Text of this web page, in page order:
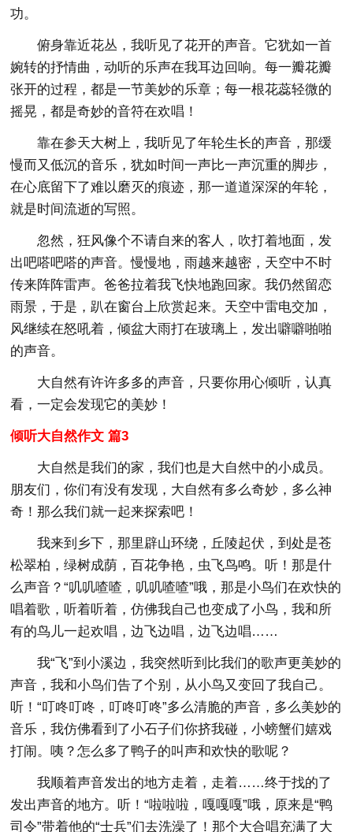
功。
俯身靠近花丛，我听见了花开的声音。它犹如一首
婉转的抒情曲，动听的乐声在我耳边回响。每一瓣花瓣
张开的过程，都是一节美妙的乐章；每一根花蕊轻微的
摇晃，都是奇妙的音符在欢唱！
靠在参天大树上，我听见了年轮生长的声音，那缓
慢而又低沉的音乐，犹如时间一声比一声沉重的脚步，
在心底留下了难以磨灭的痕迹，那一道道深深的年轮，
就是时间流逝的写照。
忽然，狂风像个不请自来的客人，吹打着地面，发
出吧嗒吧嗒的声音。慢慢地，雨越来越密，天空中不时
传来阵阵雷声。爸爸拉着我飞快地跑回家。我仍然留恋
雨景，于是，趴在窗台上欣赏起来。天空中雷电交加，
风继续在怒吼着，倾盆大雨打在玻璃上，发出噼噼啪啪
的声音。
大自然有许许多多的声音，只要你用心倾听，认真
看，一定会发现它的美妙！
倾听大自然作文 篇3
大自然是我们的家，我们也是大自然中的小成员。
朋友们，你们有没有发现，大自然有多么奇妙，多么神
奇！那么我们就一起来探索吧！
我来到乡下，那里辟山环绕，丘陵起伏，到处是苍
松翠柏，绿树成荫，百花争艳，虫飞鸟鸣。听！那是什
么声音？“叽叽喳喳，叽叽喳喳”哦，那是小鸟们在欢快的
唱着歌，听着听着，仿佛我自己也变成了小鸟，我和所
有的鸟儿一起欢唱，边飞边唱，边飞边唱……
我“飞”到小溪边，我突然听到比我们的歌声更美妙的
声音，我和小鸟们告了个别，从小鸟又变回了我自己。
听！“叮咚叮咚，叮咚叮咚”多么清脆的声音，多么美妙的
音乐，我仿佛看到了小石子们你挤我碰，小螃蟹们嬉戏
打闹。咦？怎么多了鸭子的叫声和欢快的歌呢？
我顺着声音发出的地方走着，走着……终于找的了
发出声音的地方。听！“啦啦啦，嘎嘎嘎”哦，原来是“鸭
司令”带着他的“士兵”们去洗澡了！那个大合唱充满了大